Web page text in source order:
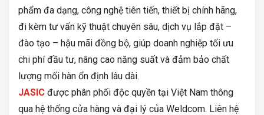
phẩm đa dạng, công nghệ tiên tiến, thiết bị chính hãng,
đi kèm tư vấn kỹ thuật chuyên sâu, dịch vụ lắp đặt –
đào tạo – hậu mãi đồng bộ, giúp doanh nghiệp tối ưu
chi phí đầu tư, nâng cao năng suất và đảm bảo chất
lượng mối hàn ổn định lâu dài.
JASIC được phân phối độc quyền tại Việt Nam thông
qua hệ thống cửa hàng và đại lý của Weldcom. Liên hệ